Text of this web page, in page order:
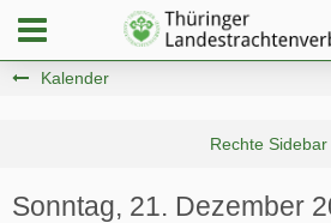
Kalender
Sonntag, 21. Dezember